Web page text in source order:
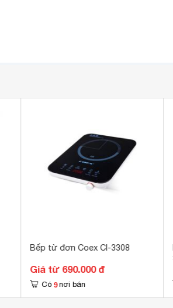
Bếp từ đơn Coex CI-3308
Giá từ 690.000 đ
Có 9 nơi bán